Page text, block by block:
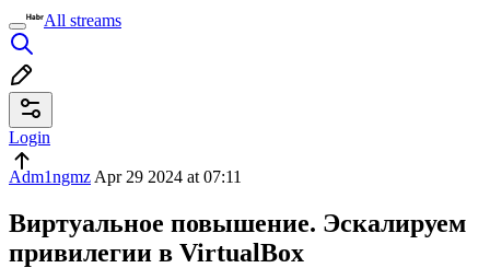
All streams
Login
Adm1ngmz Apr 29 2024 at 07:11
Виртуальное повышение. Эскалируем
привилегии в VirtualBox